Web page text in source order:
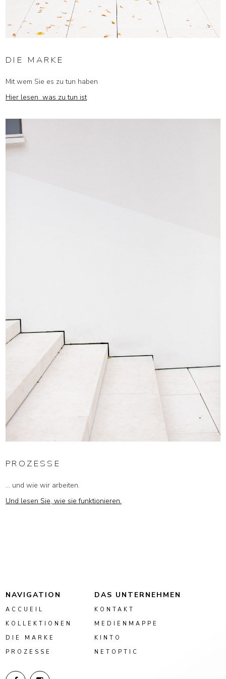
DIE MARKE
Mit wem Sie es zu tun haben
Hier lesen was zu tun ist
PROZESSE
... und wie wir arbeiten.
Und lesen Sie, wie sie funktionieren.
NAVIGATION
ACCUEIL
KOLLEKTIONEN
DIE MARKE
PROZESSE
DAS UNTERNEHMEN
KONTAKT
MEDIENMAPPE
KINTO
NETOPTIC